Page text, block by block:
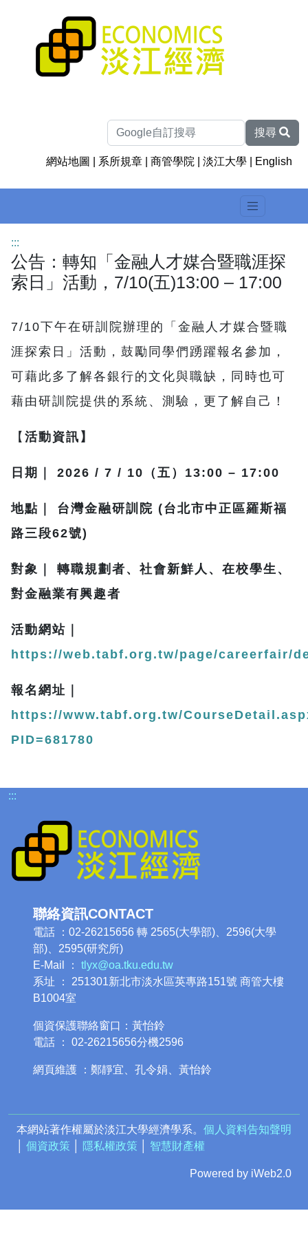
搜尋
網站地圖 系所規章 |商管學院 |淡江大學 English
:::
公告：轉知「金融人才媒合暨職涯探
索日」活動，7/10(五)13:00 – 17:00
7/10下午在研訓院辦理的「金融人才媒合暨職
涯探索日」活動，鼓勵同學們踴躍報名參加，
可藉此多了解各銀行的文化與職缺，同時也可
藉由研訓院提供的系統、測驗，更了解自己！
【 活動資訊】
日期｜ 2026 / 7 / 10（五）13:00 – 17:00
地點｜ 台灣金融研訓院 (台北市中正區羅斯福
路三段62號)
對象｜ 轉職規劃者、社會新鮮人、在校學生、
對金融業有興趣者
活動網站｜
https://web.tabf.org.tw/page/careerfair/
報名網址｜
https://www.tabf.org.tw/
PID=681780
:::
聯絡資訊CONTACT
電話 ：02-26215656 轉 2565(大學部)、2596(大學
部)、2595(研究所)
E-Mail ： tlyx@oa.tku.edu.tw
系址 ： 251301新北市淡水區英專路151號 商管大樓
B1004室
個資保護聯絡窗口：黃怡鈴
電話 ： 02-26215656分機2596
網頁維護 ：鄭靜宜、孔令娟、黃怡鈴
本網站著作權屬於淡江大學經濟學系。 個人資料告知聲明
個資政策 隱私權政策 智慧財產權
Powered by iWeb2.0